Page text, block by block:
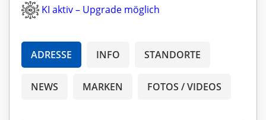
KI aktiv – Upgrade möglich
ADRESSE INFO STANDORTE
NEWS MARKEN FOTOS / VIDEOS